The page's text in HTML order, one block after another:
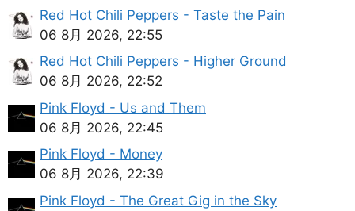
Red Hot Chili Peppers - Taste the Pain
06 8月 2026, 22:55
Red Hot Chili Peppers - Higher Ground
06 8月 2026, 22:52
Pink Floyd - Us and Them
06 8月 2026, 22:45
Pink Floyd - Money
06 8月 2026, 22:39
Pink Floyd - The Great Gig in the Sky